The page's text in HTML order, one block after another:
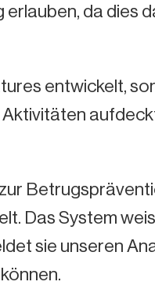
da dies
entwickelt,
Das System
sie unseren